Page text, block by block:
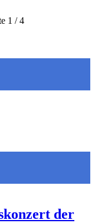
1 / 4
der